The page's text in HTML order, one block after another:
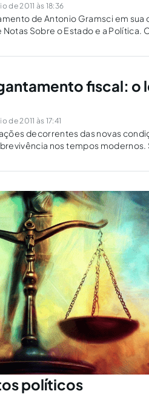
de 2011 às 18:36
de Antonio Gramsci em sua
Sobre o Estado e a Política.
fiscal: o
de 2011 às 17:41
decorrentes das novas
nos tempos
políticos